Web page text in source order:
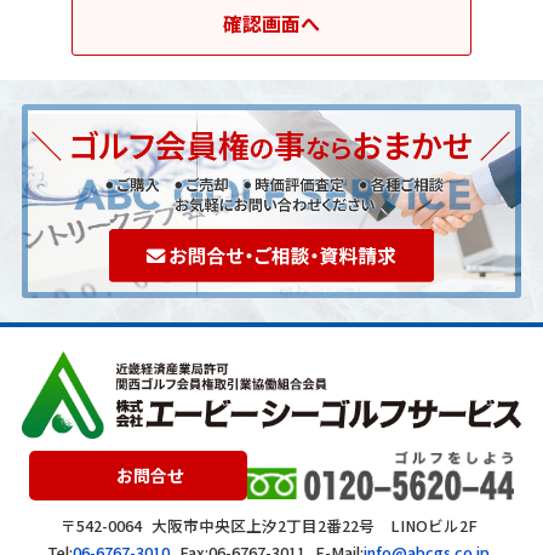
お問合せ
〒542-0064 大阪市中央区上汐2丁目2番22号 LINOビル2F